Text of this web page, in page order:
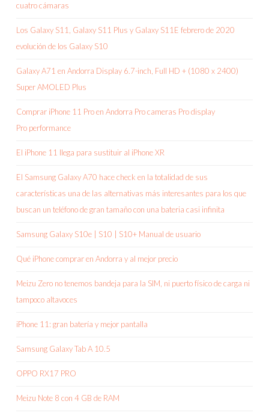
cuatro cámaras
Los Galaxy S11, Galaxy S11 Plus y Galaxy S11E febrero de 2020
evolución de los Galaxy S10
Galaxy A71 en Andorra Display 6.7-inch, Full HD + (1080 x 2400)
Super AMOLED Plus
Comprar iPhone 11 Pro en Andorra Pro cameras Pro display
Pro performance
El iPhone 11 llega para sustituir al iPhone XR
El Samsung Galaxy A70 hace check en la totalidad de sus
características una de las alternativas más interesantes para los que
buscan un teléfono de gran tamaño con una bateria casi infinita
Samsung Galaxy S10e | S10 | S10+ Manual de usuario
Qué iPhone comprar en Andorra y al mejor precio
Meizu Zero no tenemos bandeja para la SIM, ni puerto físico de carga ni
tampoco altavoces
iPhone 11: gran batería y mejor pantalla
Samsung Galaxy Tab A 10.5
OPPO RX17 PRO
Meizu Note 8 con 4 GB de RAM